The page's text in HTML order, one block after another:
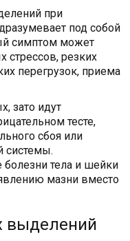
при
под собой
симптом может
стрессов, резких
перегрузок, приема
зато идут
тесте,
сбоя или
системы.
тела и шейки
мазни вместо
выделений